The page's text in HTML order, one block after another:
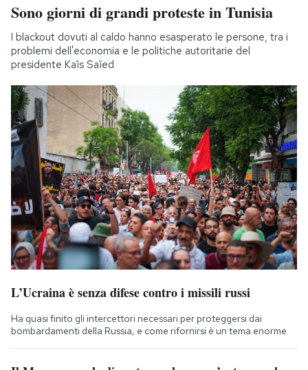
Sono giorni di grandi proteste in Tunisia
I blackout dovuti al caldo hanno esasperato le persone, tra i
problemi dell'economia e le politiche autoritarie del
presidente Kaïs Saïed
L’Ucraina è senza difese contro i missili russi
Ha quasi finito gli intercettori necessari per proteggersi dai
bombardamenti della Russia, e come rifornirsi è un tema enorme